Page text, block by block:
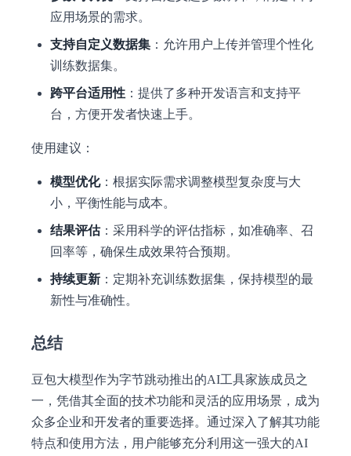
应用场景的需求。
支持自定义数据集 ：允许用户上传并管理个性化
训练数据集。
跨平台适用性 ：提供了多种开发语言和支持平
台，方便开发者快速上手。
使用建议：
模型优化：根据实际需求调整模型复杂度与大
小，平衡性能与成本。
结果评估：采用科学的评估指标，如准确率、召
回率等，确保生成效果符合预期。
持续更新 ：定期补充训练数据集，保持模型的最
新性与准确性。
总结
豆包大模型作为字节跳动推出的AI工具家族成员之
一，凭借其全面的技术功能和灵活的应用场景，成为
众多企业和开发者的重要选择。通过深入了解其功能
特点和使用方法，用户能够充分利用这一强大的AI